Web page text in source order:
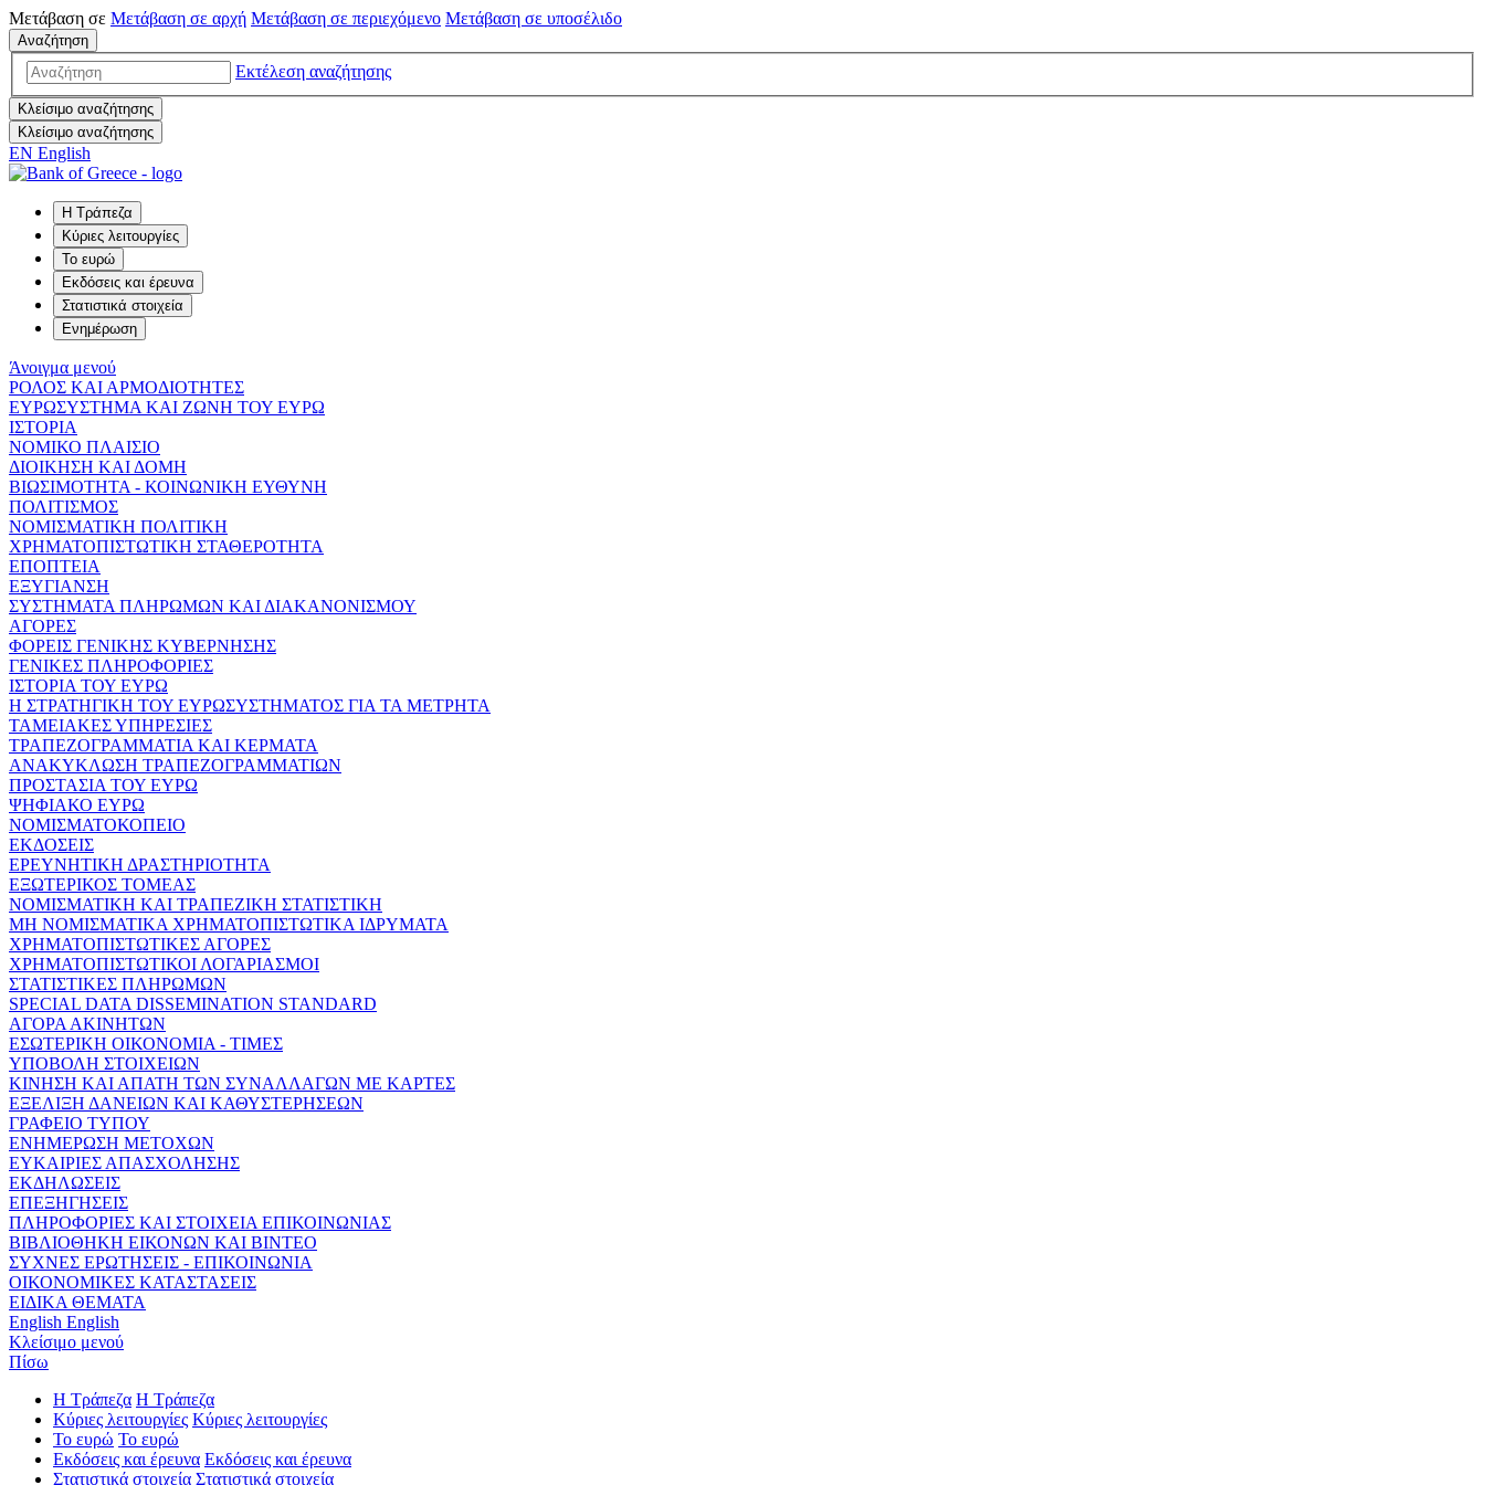
Μετάβαση σε Μετάβαση σε αρχή Μετάβαση σε περιεχόμενο Μετάβαση σε υποσέλιδο
Αναζήτηση
Εκτέλεση αναζήτησης
Κλείσιμο αναζήτησης
Κλείσιμο αναζήτησης
EN English
Η Τράπεζα
Κύριες λειτουργίες
Το ευρώ
Εκδόσεις και έρευνα
Στατιστικά στοιχεία
Ενημέρωση
Άνοιγμα μενού
ΡΟΛΟΣ ΚΑΙ ΑΡΜΟΔΙΟΤΗΤΕΣ
ΕΥΡΩΣΥΣΤΗΜΑ ΚΑΙ ΖΩΝΗ ΤΟΥ ΕΥΡΩ
ΙΣΤΟΡΙΑ
ΝΟΜΙΚΟ ΠΛΑΙΣΙΟ
ΔΙΟΙΚΗΣΗ ΚΑΙ ΔΟΜΗ
ΒΙΩΣΙΜΟΤΗΤΑ - ΚΟΙΝΩΝΙΚΗ ΕΥΘΥΝΗ
ΠΟΛΙΤΙΣΜΟΣ
ΝΟΜΙΣΜΑΤΙΚΗ ΠΟΛΙΤΙΚΗ
ΧΡΗΜΑΤΟΠΙΣΤΩΤΙΚΗ ΣΤΑΘΕΡΟΤΗΤΑ
ΕΠΟΠΤΕΙΑ
ΕΞΥΓΙΑΝΣΗ
ΣΥΣΤΗΜΑΤΑ ΠΛΗΡΩΜΩΝ ΚΑΙ ΔΙΑΚΑΝΟΝΙΣΜΟΥ
ΑΓΟΡΕΣ
ΦΟΡΕΙΣ ΓΕΝΙΚΗΣ ΚΥΒΕΡΝΗΣΗΣ
ΓΕΝΙΚΕΣ ΠΛΗΡΟΦΟΡΙΕΣ
ΙΣΤΟΡΙΑ ΤΟΥ ΕΥΡΩ
Η ΣΤΡΑΤΗΓΙΚΗ ΤΟΥ ΕΥΡΩΣΥΣΤΗΜΑΤΟΣ ΓΙΑ ΤΑ ΜΕΤΡΗΤΑ
ΤΑΜΕΙΑΚΕΣ ΥΠΗΡΕΣΙΕΣ
ΤΡΑΠΕΖΟΓΡΑΜΜΑΤΙΑ ΚΑΙ ΚΕΡΜΑΤΑ
ΑΝΑΚΥΚΛΩΣΗ ΤΡΑΠΕΖΟΓΡΑΜΜΑΤΙΩΝ
ΠΡΟΣΤΑΣΙΑ ΤΟΥ ΕΥΡΩ
ΨΗΦΙΑΚΟ ΕΥΡΩ
ΝΟΜΙΣΜΑΤΟΚΟΠΕΙΟ
ΕΚΔΟΣΕΙΣ
ΕΡΕΥΝΗΤΙΚΗ ΔΡΑΣΤΗΡΙΟΤΗΤΑ
ΕΞΩΤΕΡΙΚΟΣ ΤΟΜΕΑΣ
ΝΟΜΙΣΜΑΤΙΚΗ ΚΑΙ ΤΡΑΠΕΖΙΚΗ ΣΤΑΤΙΣΤΙΚΗ
ΜΗ ΝΟΜΙΣΜΑΤΙΚΑ ΧΡΗΜΑΤΟΠΙΣΤΩΤΙΚΑ ΙΔΡΥΜΑΤΑ
ΧΡΗΜΑΤΟΠΙΣΤΩΤΙΚΕΣ ΑΓΟΡΕΣ
ΧΡΗΜΑΤΟΠΙΣΤΩΤΙΚΟΙ ΛΟΓΑΡΙΑΣΜΟΙ
ΣΤΑΤΙΣΤΙΚΕΣ ΠΛΗΡΩΜΩΝ
SPECIAL DATA DISSEMINATION STANDARD
ΑΓΟΡΑ ΑΚΙΝΗΤΩΝ
ΕΣΩΤΕΡΙΚΗ ΟΙΚΟΝΟΜΙΑ - ΤΙΜΕΣ
ΥΠΟΒΟΛΗ ΣΤΟΙΧΕΙΩΝ
ΚΙΝΗΣΗ ΚΑΙ ΑΠΑΤΗ ΤΩΝ ΣΥΝΑΛΛΑΓΩΝ ΜΕ ΚΑΡΤΕΣ
ΕΞΕΛΙΞΗ ΔΑΝΕΙΩΝ ΚΑΙ ΚΑΘΥΣΤΕΡΗΣΕΩΝ
ΓΡΑΦΕΙΟ ΤΥΠΟΥ
ΕΝΗΜΕΡΩΣΗ ΜΕΤΟΧΩΝ
ΕΥΚΑΙΡΙΕΣ ΑΠΑΣΧΟΛΗΣΗΣ
ΕΚΔΗΛΩΣΕΙΣ
ΕΠΕΞΗΓΗΣΕΙΣ
ΠΛΗΡΟΦΟΡΙΕΣ ΚΑΙ ΣΤΟΙΧΕΙΑ ΕΠΙΚΟΙΝΩΝΙΑΣ
ΒΙΒΛΙΟΘΗΚΗ ΕΙΚΟΝΩΝ ΚΑΙ ΒΙΝΤΕΟ
ΣΥΧΝΕΣ ΕΡΩΤΗΣΕΙΣ - ΕΠΙΚΟΙΝΩΝΙΑ
ΟΙΚΟΝΟΜΙΚΕΣ ΚΑΤΑΣΤΑΣΕΙΣ
ΕΙΔΙΚΑ ΘΕΜΑΤΑ
English English
Κλείσιμο μενού
Πίσω
Η Τράπεζα Η Τράπεζα
Κύριες λειτουργίες Κύριες λειτουργίες
Το ευρώ Το ευρώ
Εκδόσεις και έρευνα Εκδόσεις και έρευνα
Στατιστικά στοιχεία Στατιστικά στοιχεία